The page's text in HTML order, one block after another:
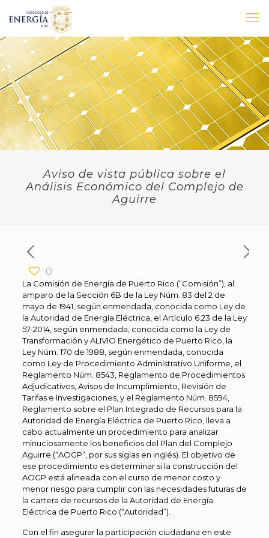
Aviso de vista pública sobre el
Análisis Económico del Complejo de
Aguirre
0
La Comisión de Energía de Puerto Rico (“Comisión”), al
amparo de la Sección 6B de la Ley Núm. 83 del 2 de
mayo de 1941, según enmendada, conocida como Ley de
la Autoridad de Energía Eléctrica, el Artículo 6.23 de la Ley
57-2014, según enmendada, conocida como la Ley de
Transformación y ALIVIO Energético de Puerto Rico, la
Ley Núm. 170 de 1988, según enmendada, conocida
como Ley de Procedimiento Administrativo Uniforme, el
Reglamento Núm. 8543, Reglamento de Procedimientos
Adjudicativos, Avisos de Incumplimiento, Revisión de
Tarifas e Investigaciones, y el Reglamento Núm. 8594,
Reglamento sobre el Plan Integrado de Recursos para la
Autoridad de Energía Eléctrica de Puerto Rico, lleva a
cabo actualmente un procedimiento para analizar
minuciosamente los beneficios del Plan del Complejo
Aguirre (“AOGP”, por sus siglas en inglés). El objetivo de
ese procedimiento es determinar si la construcción del
AOGP está alineada con el curso de menor costo y
menor riesgo para cumplir con las necesidades futuras de
la cartera de recursos de la Autoridad de Energía
Eléctrica de Puerto Rico (“Autoridad”).
Con el fin asegurar la participación ciudadana en este